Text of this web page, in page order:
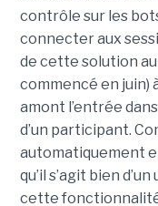
contrôle sur les
connecter aux
de cette solution
commencé en juin)
amont l’entrée
d’un participant.
automatiquement
qu’il s’agit bien
cette